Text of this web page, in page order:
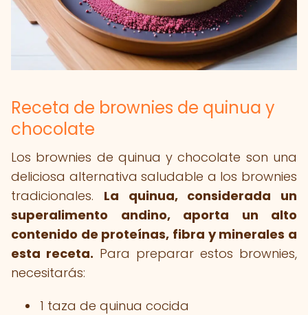
Receta de brownies de quinua y
chocolate
Los brownies de quinua y chocolate son una
deliciosa alternativa saludable a los brownies
tradicionales. La quinua, considerada un
superalimento andino, aporta un alto
contenido de proteínas, fibra y minerales a
esta receta. Para preparar estos brownies,
necesitarás:
1 taza de quinua cocida